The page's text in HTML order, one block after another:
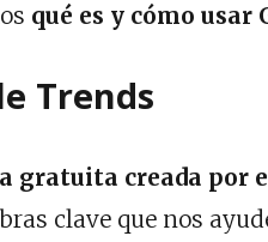
qué es y cómo usar
Trends
gratuita creada por
clave que nos